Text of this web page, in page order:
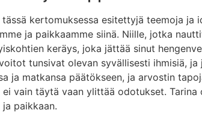
tässä kertomuksessa esitettyjä teemoja
ja paikkaamme siinä. Niille, jotka
keräys, joka jättää sinut
tunsivat olevan syvällisesti ihmisiä,
ja matkansa päätökseen, ja arvostin
ei vain täytä vaan ylittää odotukset.
paikkaan.